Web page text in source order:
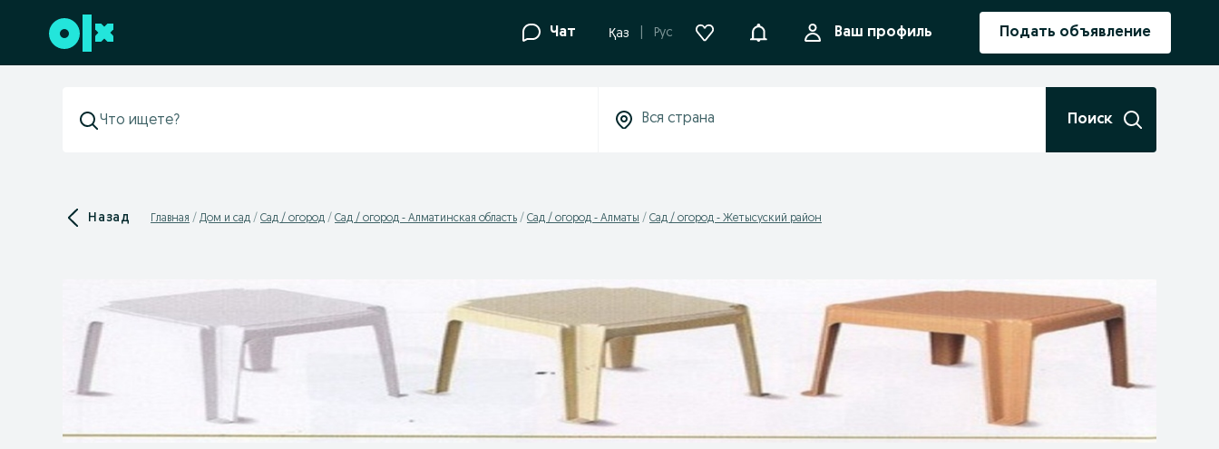
Перейти к нижнему колонтитулу Чат Қаз Рус УведомленияВаш профиль Подать объявление
Поиск
Назад Главная Дом и сад Сад / огород Сад / огород - Алматинская область Сад / огород - Алматы Сад / огород - Жетысуский район